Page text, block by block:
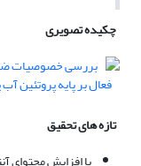
چکیده تصویری
تازه های تحقیق